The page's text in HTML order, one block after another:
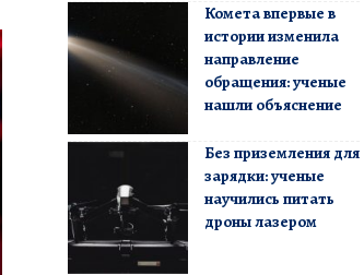
Комета впервые в
истории изменила
направление
обращения: ученые
нашли объяснение
Без приземления для
зарядки: ученые
научились питать
дроны лазером